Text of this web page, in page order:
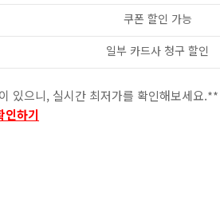
쿠폰 할인 가능
일부 카드사 청구 할인
있으니, 실시간 최저가를 확인해보세요.**
인하기